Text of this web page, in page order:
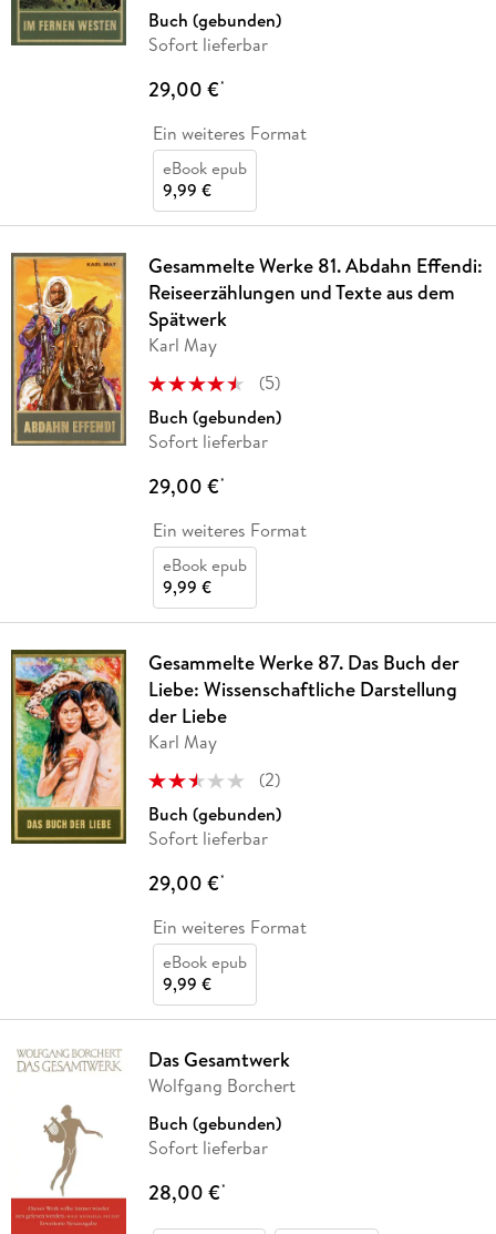
Buch (gebunden)
Sofort lieferbar
29,00 €*
Ein weiteres Format
eBook epub
9,99 €
Gesammelte Werke 81. Abdahn Effendi:
Reiseerzählungen und Texte aus dem
Spätwerk
Karl May
(5)
Buch (gebunden)
Sofort lieferbar
29,00 €*
Ein weiteres Format
eBook epub
9,99 €
Gesammelte Werke 87. Das Buch der
Liebe: Wissenschaftliche Darstellung
der Liebe
Karl May
(2)
Buch (gebunden)
Sofort lieferbar
29,00 €*
Ein weiteres Format
eBook epub
9,99 €
Das Gesamtwerk
Wolfgang Borchert
Buch (gebunden)
Sofort lieferbar
28,00 €*